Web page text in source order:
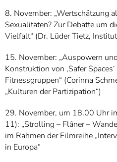
8. November: „Wertschätzung
Sexualitäten? Zur Debatte um
Vielfalt“ (Dr. Lüder Tietz,
15. November: „Auspowern
Konstruktion von ‚Safer
Fitnessgruppen“ (Corinna
„Kulturen der Partizipation“)
29. November, um 18.00 Uhr
11): „Strolling – Flâner –
im Rahmen der Filmreihe
in Europa“